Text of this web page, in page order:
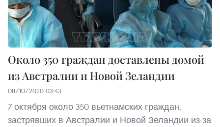
Около 350 граждан доставлены домой
из Австралии и Новой Зеландии
08/10/2020 03:43
7 октября около 350 вьетнамских граждан,
застрявших в Австралии и Новой Зеландии из-за